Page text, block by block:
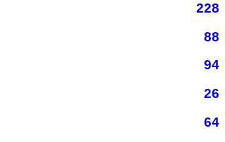
228
88
94
26
64